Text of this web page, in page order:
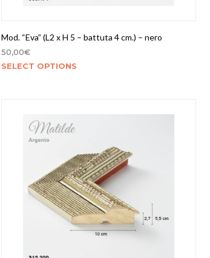
Mod. “Eva” (L2 x H 5 – battuta 4 cm.) – nero
50,00€
SELECT OPTIONS